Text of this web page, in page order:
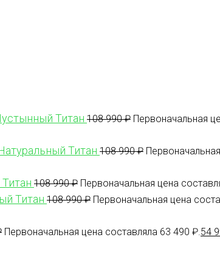
Титан 108 990₽ Первоначальная
Титан 108 990₽
108 990₽ Первоначальная цена
Титан 108 990₽ Первоначальная цена
Первоначальная цена составляла 63 490 ₽. 54